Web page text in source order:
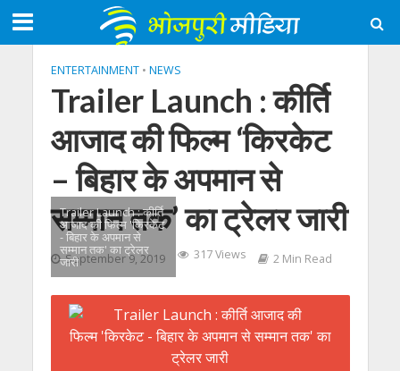
ENTERTAINMENT • NEWS
Trailer Launch : कीर्ति
आजाद की फिल्‍म ‘किरकेट
– बिहार के अपमान से
सम्‍मान तक’ का ट्रेलर जारी
September 9, 2019 317 Views 2 Min Read
Trailer Launch : कीर्ति
आजाद की फिल्‍म 'किरकेट
- बिहार के अपमान से
सम्‍मान तक' का ट्रेलर
जारी